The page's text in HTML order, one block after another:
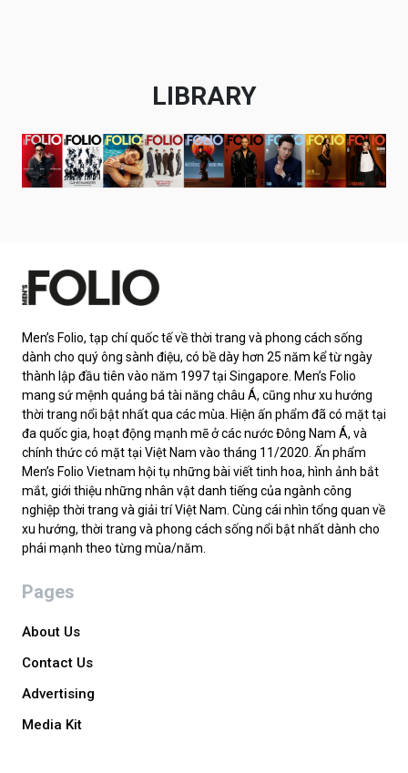
LIBRARY
Men’s Folio, tạp chí quốc tế về thời trang và phong cách sống
dành cho quý ông sành điệu, có bề dày hơn 25 năm kể từ ngày
thành lập đầu tiên vào năm 1997 tại Singapore. Men’s Folio
mang sứ mệnh quảng bá tài năng châu Á, cũng như xu hướng
thời trang nổi bật nhất qua các mùa. Hiện ấn phẩm đã có mặt tại
đa quốc gia, hoạt động mạnh mẽ ở các nước Đông Nam Á, và
chính thức có mặt tại Việt Nam vào tháng 11/2020. Ấn phẩm
Men’s Folio Vietnam hội tụ những bài viết tinh hoa, hình ảnh bắt
mắt, giới thiệu những nhân vật danh tiếng của ngành công
nghiệp thời trang và giải trí Việt Nam. Cùng cái nhìn tổng quan về
xu hướng, thời trang và phong cách sống nổi bật nhất dành cho
phái mạnh theo từng mùa/năm.
Pages
About Us
Contact Us
Advertising
Media Kit